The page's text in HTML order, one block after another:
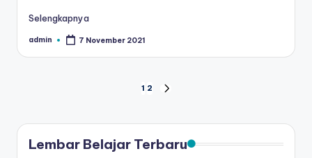
Selengkapnya
Posted
admin 7 November 2021
pos
1 2
Lembar Belajar Terbaru